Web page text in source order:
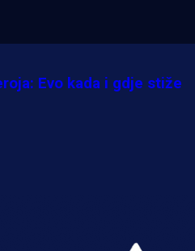
Evo kada i gdje stiže